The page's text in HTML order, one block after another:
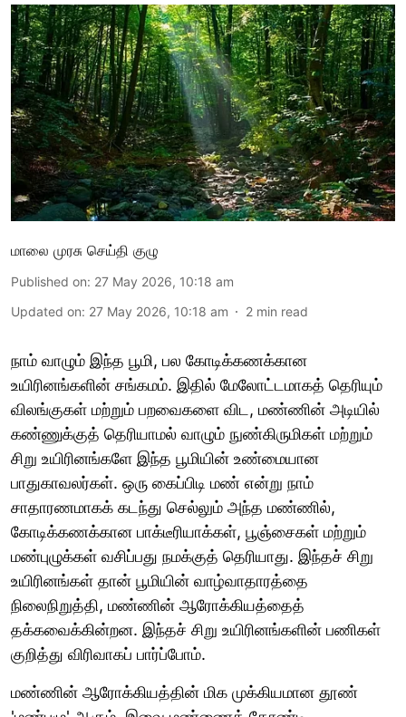
மாலை முரசு செய்தி குழு
Published on: 27 May 2026, 10:18 am
Updated on: 27 May 2026, 10:18 am 2 min read
நாம் வாழும் இந்த பூமி, பல கோடிக்கணக்கான
உயிரினங்களின் சங்கமம். இதில் மேலோட்டமாகத் தெரியும்
விலங்குகள் மற்றும் பறவைகளை விட, மண்ணின் அடியில்
கண்ணுக்குத் தெரியாமல் வாழும் நுண்கிருமிகள் மற்றும்
சிறு உயிரினங்களே இந்த பூமியின் உண்மையான
பாதுகாவலர்கள். ஒரு கைப்பிடி மண் என்று நாம்
சாதாரணமாகக் கடந்து செல்லும் அந்த மண்ணில்,
கோடிக்கணக்கான பாக்டீரியாக்கள், பூஞ்சைகள் மற்றும்
மண்புழுக்கள் வசிப்பது நமக்குத் தெரியாது. இந்தச் சிறு
உயிரினங்கள் தான் பூமியின் வாழ்வாதாரத்தை
நிலைநிறுத்தி, மண்ணின் ஆரோக்கியத்தைத்
தக்கவைக்கின்றன. இந்தச் சிறு உயிரினங்களின் பணிகள்
குறித்து விரிவாகப் பார்ப்போம்.
மண்ணின் ஆரோக்கியத்தின் மிக முக்கியமான தூண்